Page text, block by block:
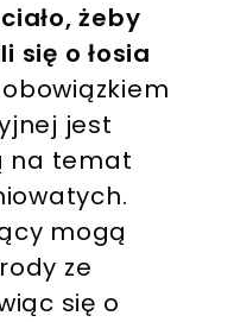
żeby
się o łosia
obowiązkiem
jest
na temat
mogą
ze
się o